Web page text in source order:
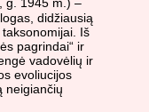
didžiausią
Iš
pagrindai“ ir
vadovėlių ir
evoliucijos
neigiančių